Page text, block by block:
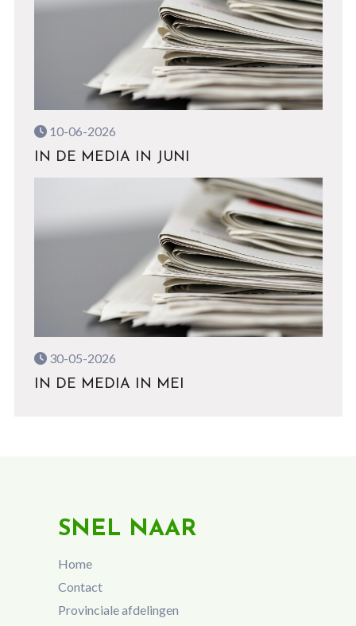
10-06-2026
IN DE MEDIA IN JUNI
30-05-2026
IN DE MEDIA IN MEI
SNEL NAAR
Home
Contact
Provinciale afdelingen